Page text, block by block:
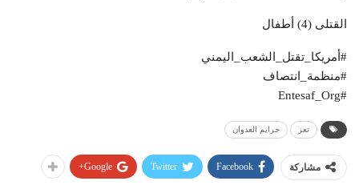
القتلى (4) أطفال
#أمريكا_تقتل_الشعب_اليمني
#منظمة_انتصاف
#Entesaf_Org
تعز جرايم العدوان
مشاركة Facebook
Twitter
Google+